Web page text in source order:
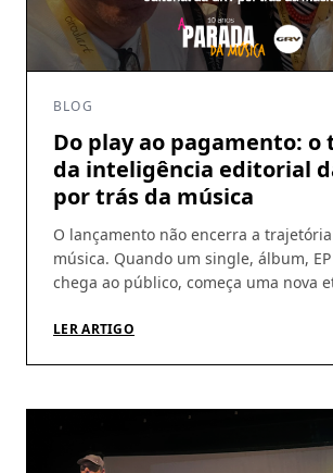
BLOG
Do play ao pagamento: o
da inteligência editorial
por trás da música
O lançamento não encerra a
música. Quando um single, álbum,
chega ao público, começa uma nova
circulação das obras, identificar
LER ARTIGO